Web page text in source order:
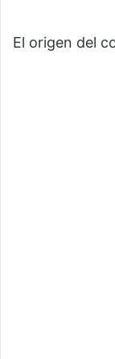
El origen del